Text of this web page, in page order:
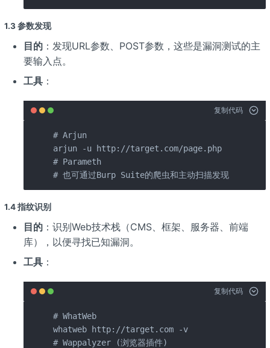
1.3 参数发现
目的：发现URL参数、POST参数，这些是漏洞测试的主
要输入点。
工具：
复制代码
# Arjun
arjun -u http://target.com/page.php
# Parameth
# 也可通过Burp Suite的爬虫和主动扫描发现
1.4 指纹识别
目的：识别Web技术栈（CMS、框架、服务器、前端
库），以便寻找已知漏洞。
工具：
复制代码
# WhatWeb
whatweb http://target.com -v
# Wappalyzer (浏览器插件)